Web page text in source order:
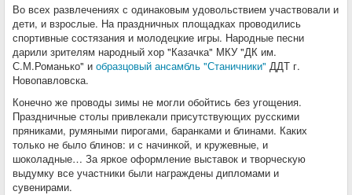
Во всех развлечениях с одинаковым удовольствием участвовали и
дети, и взрослые. На праздничных площадках проводились
спортивные состязания и молодецкие игры. Народные песни
дарили зрителям народный хор "Казачка" МКУ "ДК им.
С.М.Романько" и образцовый ансамбль "Станичники" ДДТ г.
Новопавловска.
Конечно же проводы зимы не могли обойтись без угощения.
Праздничные столы привлекали присутствующих русскими
пряниками, румяными пирогами, баранками и блинами. Каких
только не было блинов: и с начинкой, и кружевные, и
шоколадные… За яркое оформление выставок и творческую
выдумку все участники были награждены дипломами и
сувенирами.